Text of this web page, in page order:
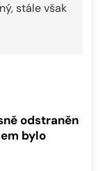
stále však
odstraněn
bylo